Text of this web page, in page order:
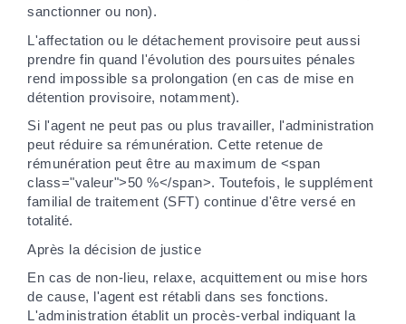
sanctionner ou non).
L'affectation ou le détachement provisoire peut aussi
prendre fin quand l'évolution des poursuites pénales
rend impossible sa prolongation (en cas de mise en
détention provisoire, notamment).
Si l'agent ne peut pas ou plus travailler, l'administration
peut réduire sa rémunération. Cette retenue de
rémunération peut être au maximum de <span
class="valeur">50 %</span>. Toutefois, le supplément
familial de traitement (SFT) continue d'être versé en
totalité.
Après la décision de justice
En cas de non-lieu, relaxe, acquittement ou mise hors
de cause, l'agent est rétabli dans ses fonctions.
L'administration établit un procès-verbal indiquant la